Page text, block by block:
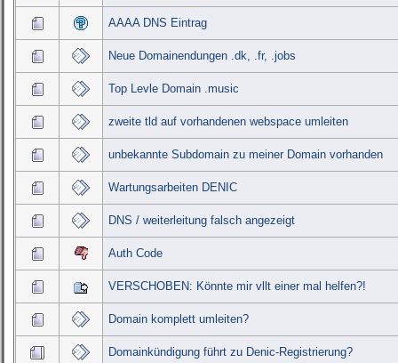
AAAA DNS Eintrag
Neue Domainendungen .dk, .fr, .jobs
Top Levle Domain .music
zweite tld auf vorhandenen webspace umleiten
unbekannte Subdomain zu meiner Domain vorhanden
Wartungsarbeiten DENIC
DNS / weiterleitung falsch angezeigt
Auth Code
VERSCHOBEN: Könnte mir vllt einer mal helfen?!
Domain komplett umleiten?
Domainkündigung führt zu Denic-Registrierung?